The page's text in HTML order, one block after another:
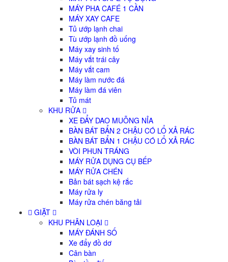
MÁY PHA CAFÉ 1 CẦN
MÁY XAY CAFE
Tủ ướp lạnh chai
Tù ướp lạnh đồ uống
Máy xay sinh tố
Máy vắt trái cây
Máy vắt cam
Máy làm nước đá
Máy làm đá viên
Tủ mát
KHU RỬA
XE ĐẨY DAO MUỖNG NỈA
BÀN BÁT BẨN 2 CHẬU CÓ LỔ XẢ RÁC
BÀN BÁT BẨN 1 CHẬU CÓ LỔ XẢ RÁC
VÒI PHUN TRÁNG
MÁY RỬA DỤNG CỤ BẾP
MÁY RỬA CHÉN
Bản bát sạch kệ rắc
Máy rửa ly
Máy rửa chén băng tải
GIẶT
KHU PHÂN LOẠI
MÁY ĐÁNH SỐ
Xe đẩy đồ dơ
Cân bàn